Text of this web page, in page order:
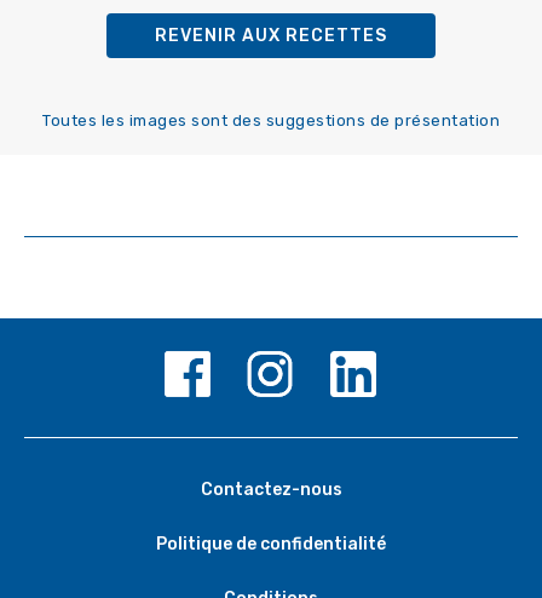
REVENIR AUX RECETTES
Toutes les images sont des suggestions de présentation
Contactez-nous
Politique de confidentialité